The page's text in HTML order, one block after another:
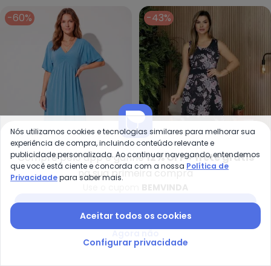
-60%
bonprix - Vestido Manga
Longuete (Azul Claro)
BONPRIX
A partir de R$ 59,99R$ 149,99
ou2xdeR$ 29,99semjuros
-43%
com Babado
ROSALIE
R$ 44,99
Compre pelo app e ganhe12% OFF + frete grátis
na sua primeira compra
Nós utilizamos cookies e tecnologias similares para melhorar sua
experiência de compra, incluindo conteúdo relevante e
publicidade personalizada. Ao continuar navegando, entendemos
que você está ciente e concorda com a nossa Política de
Privacidadepara saber mais.
Aceitar todos os cookies
Configurar privacidade